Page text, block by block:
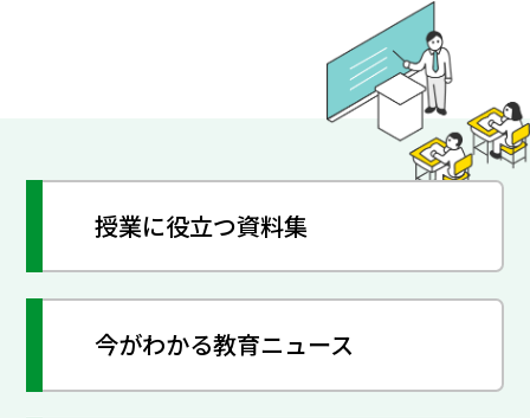
授業に役立つ資料集
今がわかる教育ニュース